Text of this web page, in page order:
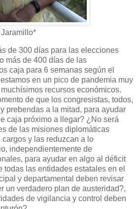
de 300 días para las elecciones
más de 400 días de las
caja para 6 semanas según el
en un pico de pandemia muy
recursos económicos.
de que los congresistas, todos,
prebendas a la mitad, para ayudar
caja próximo a llegar? ¿No será
de las misiones diplomáticas
y las reduzcan a lo
independientemente de
para ayudar en algo al déficit
todas las entidades estatales en el
y departamental deben revisar
un verdadero plan de austeridad?,
de vigilancia y control deben